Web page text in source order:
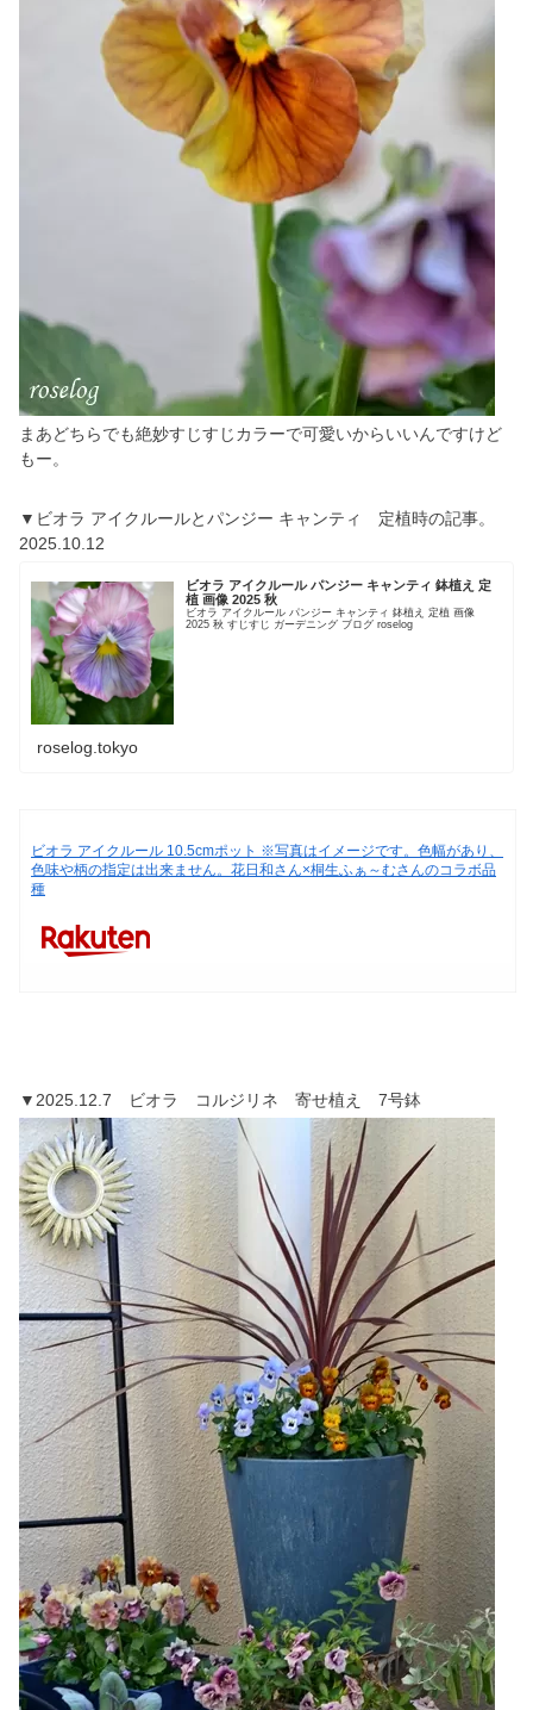
まあどちらでも絶妙すじすじカラーで可愛いからいいんですけど
もー。
▼ビオラ アイクルールとパンジー キャンティ 定植時の記事。
2025.10.12
ビオラ アイクルール パンジー キャンティ 鉢植え 定
植 画像 2025 秋
ビオラ アイクルール パンジー キャンティ 鉢植え 定植 画像
2025 秋 すじすじ ガーデニング ブログ roselog
roselog.tokyo
ビオラ アイクルール 10.5cmポット ※写真はイメージです。色幅があり、
色味や柄の指定は出来ません。花日和さん×桐生ふぁ～むさんのコラボ品
種
▼2025.12.7 ビオラ コルジリネ 寄せ植え 7号鉢